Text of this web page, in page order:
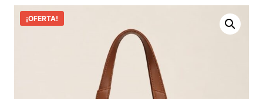
¡OFERTA!